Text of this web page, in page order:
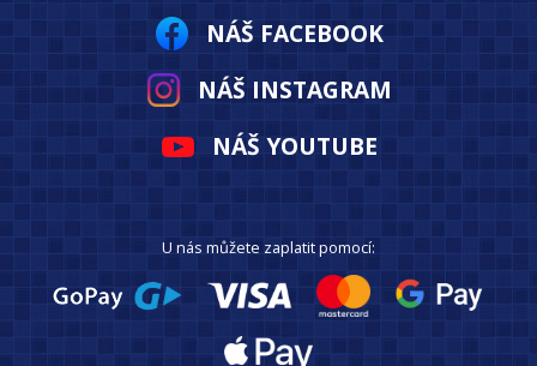
NÁŠ FACEBOOK
NÁŠ INSTAGRAM
NÁŠ YOUTUBE
U nás můžete zaplatit pomocí: